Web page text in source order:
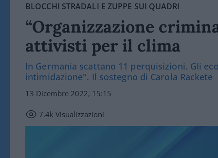
BLOCCHI STRADALI E ZUPPE SUI QUADRI
“Organizzazione
attivisti per il clima
In Germania scattano 11 perquisizioni. Gli
intimidazione". Il sostegno di Carola Rackete
13 Dicembre 2022, 15:15
7.4k Visualizzazioni